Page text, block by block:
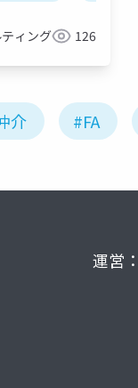
ィング 126
介 #FA
運営